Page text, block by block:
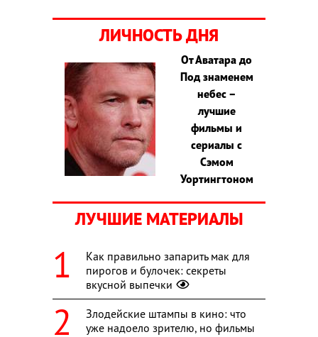
ЛИЧНОСТЬ ДНЯ
От Аватара до
Под знаменем
небес –
лучшие
фильмы и
сериалы с
Сэмом
Уортингтоном
ЛУЧШИЕ МАТЕРИАЛЫ
Как правильно запарить мак для
пирогов и булочек: секреты
вкусной выпечки
Злодейские штампы в кино: что
уже надоело зрителю, но фильмы